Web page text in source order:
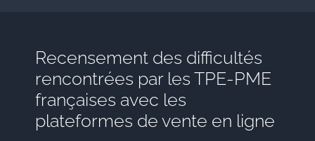
Recensement des difficultés
rencontrées par les TPE-PME
françaises avec les
plateformes de vente en ligne